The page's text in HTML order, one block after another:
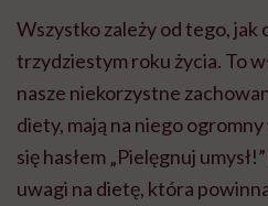
Wszystko zależy od tego, jak
trzydziestym roku życia. To
nasze niekorzystne
diety, mają na niego
się hasłem „Pielęgnuj
uwagi na dietę, która